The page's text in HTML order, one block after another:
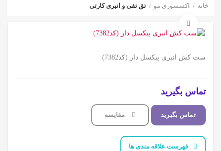
خانه اکسسوری مو تق تقی و انبری کارتی
ست کش انبری پیکسل دار (کد7382)
تماس بگیرید
تماس بگیرید مقایسه
فهرست علاقه مندی ها